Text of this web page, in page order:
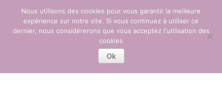
Thérapie de la dépression
Traitement Burn out
Nous utilisons des cookies pour vous garantir la meilleure
expérience sur notre site. Si vous continuez à utiliser ce
dernier, nous considérerons que vous acceptez l'utilisation des
cookies
Ok